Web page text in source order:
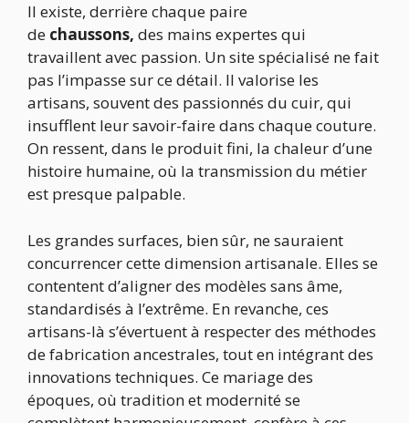
Il existe, derrière chaque paire
de chaussons, des mains expertes qui
travaillent avec passion. Un site spécialisé ne fait
pas l’impasse sur ce détail. Il valorise les
artisans, souvent des passionnés du cuir, qui
insufflent leur savoir-faire dans chaque couture.
On ressent, dans le produit fini, la chaleur d’une
histoire humaine, où la transmission du métier
est presque palpable.
Les grandes surfaces, bien sûr, ne sauraient
concurrencer cette dimension artisanale. Elles se
contentent d’aligner des modèles sans âme,
standardisés à l’extrême. En revanche, ces
artisans-là s’évertuent à respecter des méthodes
de fabrication ancestrales, tout en intégrant des
innovations techniques. Ce mariage des
époques, où tradition et modernité se